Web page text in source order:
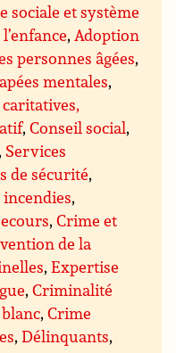
sociale et système
,Adoption
personnes âgées,
mentales,
,Conseil social,
, Services
de sécurité,
,
,Crime et
de la
,Expertise
,Criminalité
,Crime
,Délinquants,